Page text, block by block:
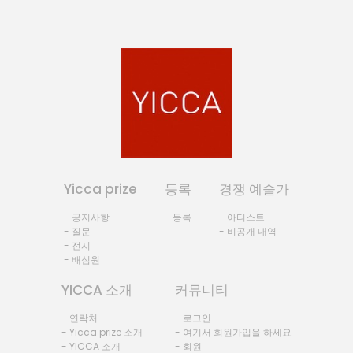
Yicca prize
- 공지사항
- 질문
- 전시
- 배심원
등록
- 등록
경쟁 예술가
- 아티스트
- 비공개 내역
YICCA 소개
- 연락처
- Yicca prize 소개
- YICCA 소개
커뮤니티
- 로그인
- 여기서 회원가입을 하세요
- 회원